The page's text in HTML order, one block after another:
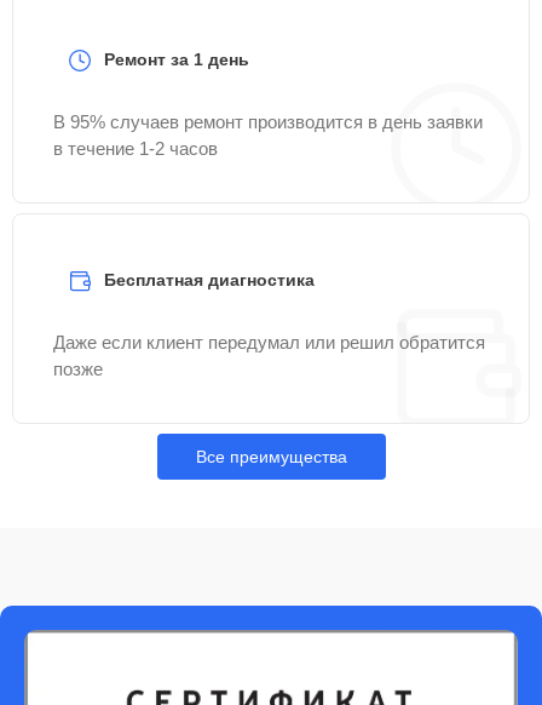
Ремонт за 1 день
В 95% случаев ремонт производится в день заявки
в течение 1-2 часов
Бесплатная диагностика
Даже если клиент передумал или решил обратится
позже
Все преимущества